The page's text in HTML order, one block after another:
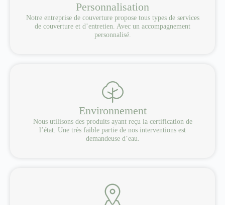
Personnalisation
Notre entreprise de couverture propose tous types de services
de couverture et d’entretien. Avec un accompagnement
personnalisé.
Environnement
Nous utilisons des produits ayant reçu la certification de
l’état. Une très faible partie de nos interventions est
demandeuse d’eau.